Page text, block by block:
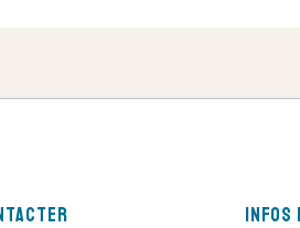
Infos